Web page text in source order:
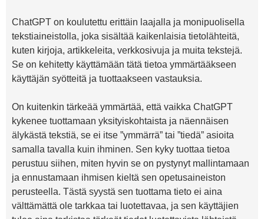
ChatGPT on koulutettu erittäin laajalla ja monipuolisella
tekstiaineistolla, joka sisältää kaikenlaisia tietolähteitä,
kuten kirjoja, artikkeleita, verkkosivuja ja muita tekstejä.
Se on kehitetty käyttämään tätä tietoa ymmärtääkseen
käyttäjän syötteitä ja tuottaakseen vastauksia.
On kuitenkin tärkeää ymmärtää, että vaikka ChatGPT
kykenee tuottamaan yksityiskohtaista ja näennäisen
älykästä tekstiä, se ei itse ”ymmärrä” tai ”tiedä” asioita
samalla tavalla kuin ihminen. Sen kyky tuottaa tietoa
perustuu siihen, miten hyvin se on pystynyt mallintamaan
ja ennustamaan ihmisen kieltä sen opetusaineiston
perusteella. Tästä syystä sen tuottama tieto ei aina
välttämättä ole tarkkaa tai luotettavaa, ja sen käyttäjien